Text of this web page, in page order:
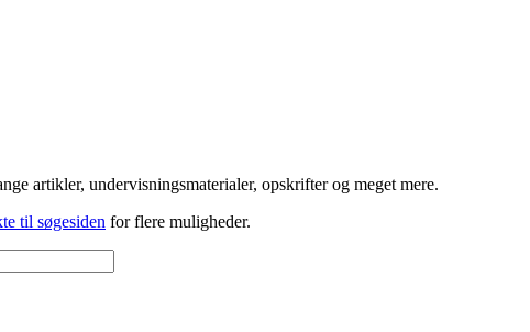
artikler, undervisningsmaterialer, opskrifter og meget mere.
til søgesiden for flere muligheder.